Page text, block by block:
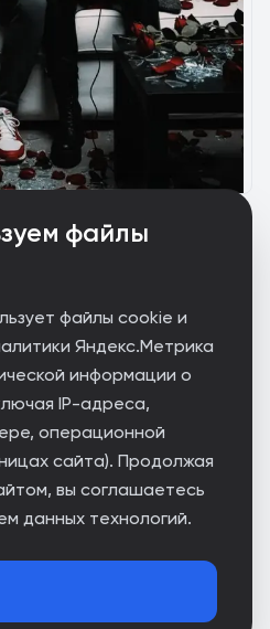
файлы
файлы cookie и
Яндекс.Метрика
информации о
IP-адреса,
операционной
сайта). Продолжая
вы соглашаетесь
данных технологий.